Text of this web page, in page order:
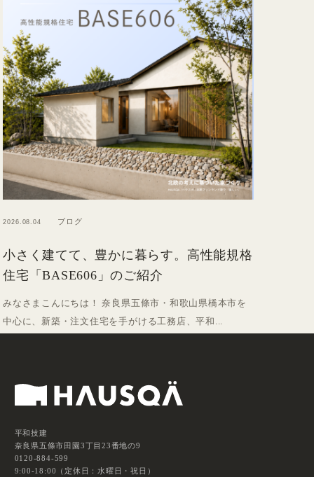
2026.08.04 ブログ
小さく建てて、豊かに暮らす。高性能規格
住宅「BASE606」のご紹介
みなさまこんにちは！ 奈良県五條市・和歌山県橋本市を
中心に、新築・注文住宅を手がける工務店、平和...
平和技建
奈良県五條市田園3丁目23番地の9
0120-884-599
9:00-18:00（定休日：水曜日・祝日）